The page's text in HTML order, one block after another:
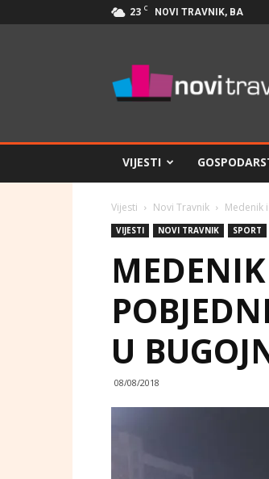
23 C NOVI TRAVNIK, BA
Travnik.ba
VIJESTI
Vijesti Novi Travnik Medenik
VIJESTI NOVI TRAVNIK SPORT
U
08/08/2018